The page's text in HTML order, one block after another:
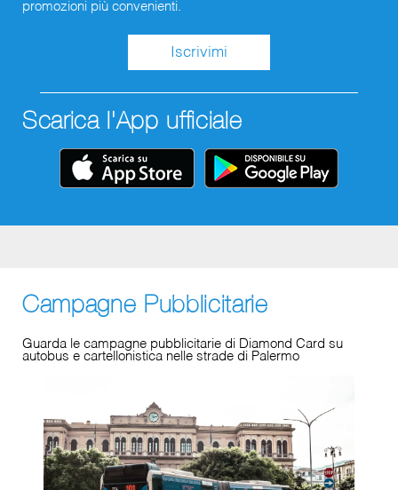
Jessie è terrorizzata che la sua bambina, Bonnie, la
accantonano i giocattoli che avevano "da piccoli". Ma
promozioni più convenienti.
Scarica l'App ufficiale
Campagne Pubblicitarie
Guarda le campagne pubblicitarie di Diamond Card su
autobus e cartellonistica nelle strade di Palermo